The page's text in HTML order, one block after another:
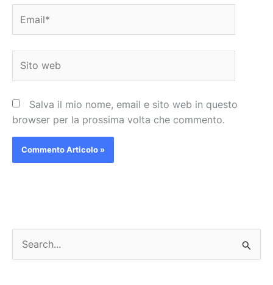
web
Salva il mio nome, email e sito web in questo
browser per la prossima volta che commento.